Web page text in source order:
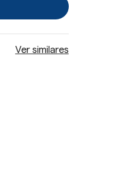
Ver similares